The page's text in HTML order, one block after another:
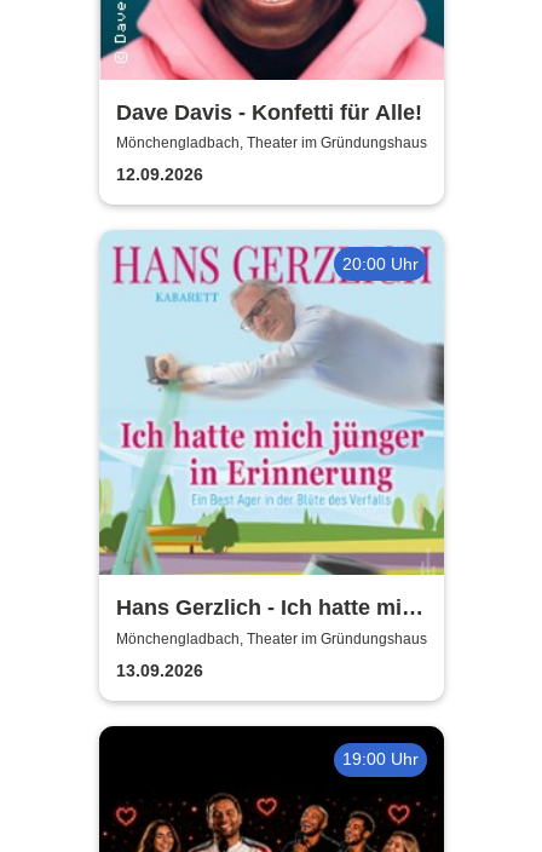
Dave Davis - Konfetti für Alle!
Mönchengladbach, Theater im Gründungshaus
12.09.2026
20:00 Uhr
Hans Gerzlich - Ich hatte mich
jünger in Erinnerung
Mönchengladbach, Theater im Gründungshaus
13.09.2026
19:00 Uhr